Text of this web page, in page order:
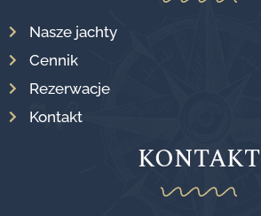
Nasze jachty
Cennik
Rezerwacje
Kontakt
KONTAKT